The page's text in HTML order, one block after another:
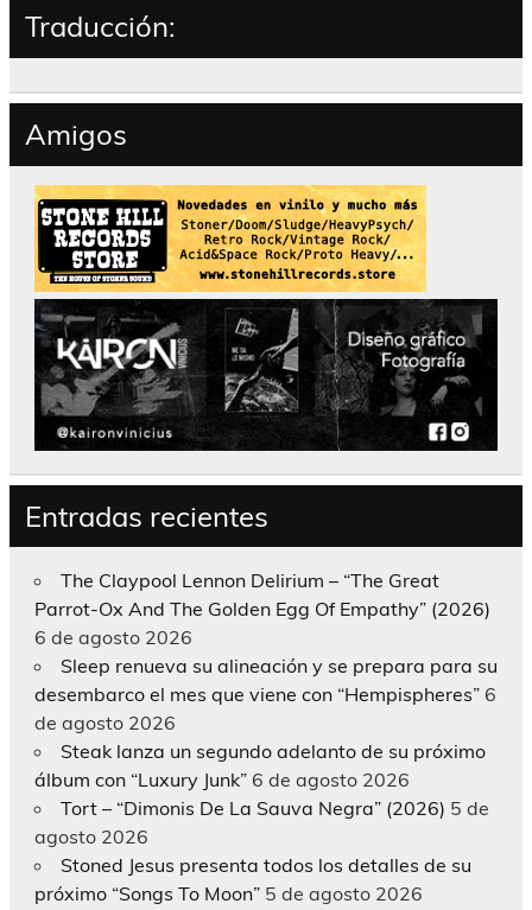
Traducción:
Amigos
Entradas recientes
The Claypool Lennon Delirium – “The Great
Parrot-Ox And The Golden Egg Of Empathy” (2026)
6 de agosto 2026
Sleep renueva su alineación y se prepara para su
desembarco el mes que viene con “Hempispheres” 6
de agosto 2026
Steak lanza un segundo adelanto de su próximo
álbum con “Luxury Junk” 6 de agosto 2026
Tort – “Dimonis De La Sauva Negra” (2026) 5 de
agosto 2026
Stoned Jesus presenta todos los detalles de su
próximo “Songs To Moon” 5 de agosto 2026